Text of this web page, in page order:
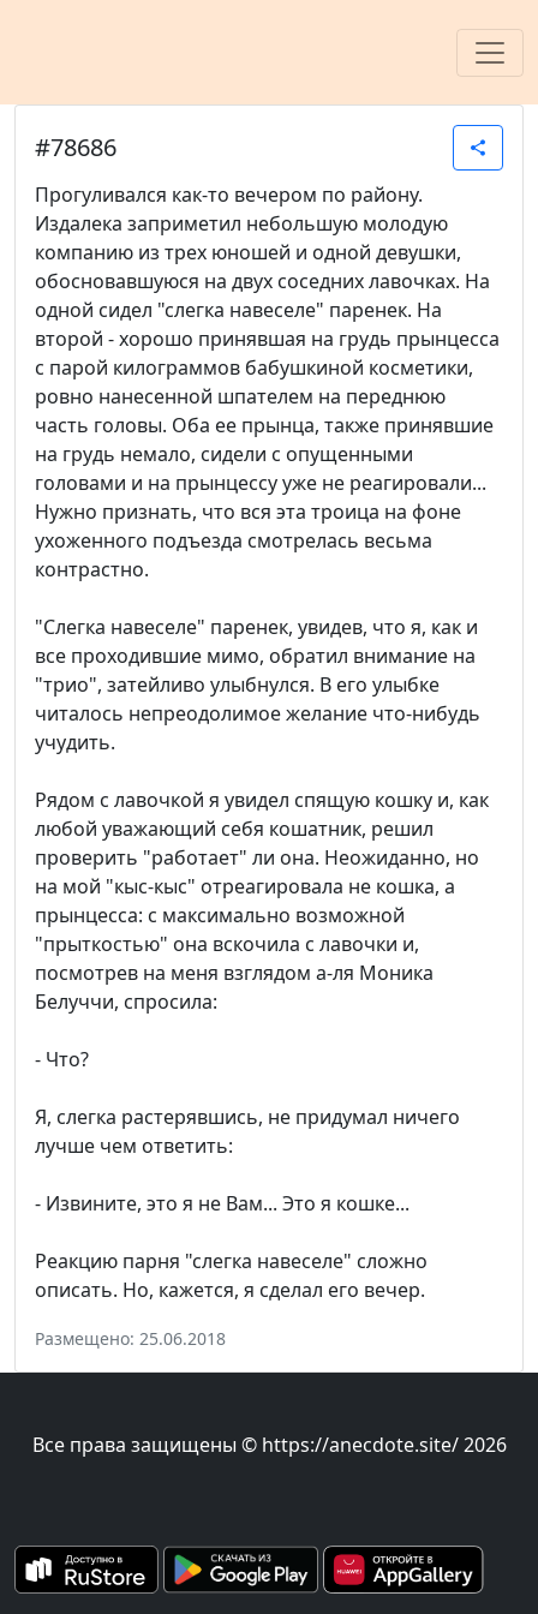
#78686 share
Прогуливался как-то вечером по району.
Издалека заприметил небольшую молодую
компанию из трех юношей и одной девушки,
обосновавшуюся на двух соседних лавочках. На
одной сидел "слегка навеселе" паренек. На
второй - хорошо принявшая на грудь прынцесса
с парой килограммов бабушкиной косметики,
ровно нанесенной шпателем на переднюю
часть головы. Оба ее прынца, также принявшие
на грудь немало, сидели с опущенными
головами и на прынцессу уже не реагировали...
Нужно признать, что вся эта троица на фоне
ухоженного подъезда смотрелась весьма
контрастно.
"Слегка навеселе" паренек, увидев, что я, как и
все проходившие мимо, обратил внимание на
"трио", затейливо улыбнулся. В его улыбке
читалось непреодолимое желание что-нибудь
учудить.
Рядом с лавочкой я увидел спящую кошку и, как
любой уважающий себя кошатник, решил
проверить "работает" ли она. Неожиданно, но
на мой "кыс-кыс" отреагировала не кошка, а
прынцесса: с максимально возможной
"прыткостью" она вскочила с лавочки и,
посмотрев на меня взглядом а-ля Моника
Белуччи, спросила:
- Что?
Я, слегка растерявшись, не придумал ничего
лучше чем ответить:
- Извините, это я не Вам... Это я кошке...
Реакцию парня "слегка навеселе" сложно
описать. Но, кажется, я сделал его вечер.
Размещено: 25.06.2018
Все права защищены © https://anecdote.site/ 2026